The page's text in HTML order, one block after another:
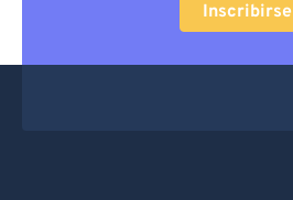
Inscribirse